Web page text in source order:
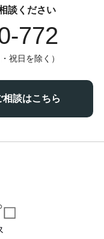
談ください
772
祝日を除く）
談はこちら